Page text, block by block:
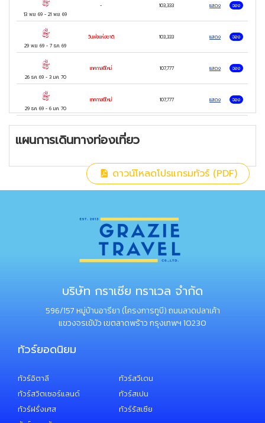
13 พ.ย. 69 -21 พ.ย. 69
- 103,333 แสดง จอง
29 พ.ย. 69 -7 ธ.ค. 69
วันพ่อแห่งชาติ 103,333 แสดง จอง
26 ธ.ค. 69- 3 ม.ค. 70
เทศกาลปีใหม่ 107,777 แสดง จอง
29 ธ.ค. 69- 6 ม.ค. 70
เทศกาลปีใหม่ 107,777 แสดง จอง
แผนการเดินทางท่องเที่ยว
ดาวน์โหลดโปรแกรมทัวร์ (PDF)
บริษัท กราเซีย ทราเวล จำกัด
596/157 หมู่บ้านอารียา (โครงการทูบี) ถนนลาดปลาเค้า
แขวงจรเข้บัว เขตลาดพร้าว กรุงเทพฯ 10230
ทัวร์ยอดนิยม
ทัวร์อิตาลี
ทัวร์สวิตเซอร์แลนด์
ทัวร์ฝรั่งเศส
ทัวร์สวีเดน
ทัวร์สเปน
ทัวร์รัสเซีย